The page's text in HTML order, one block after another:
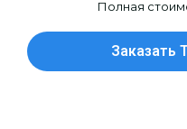
Полная
Заказать